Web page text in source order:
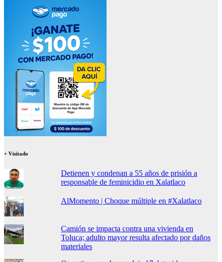
+ Visitado
Detienen y condenan a 55 años de prisión a
responsable de feminicidio en Xalatlaco
AlMomento | Choque múltiple en #Xalatlaco
Camión se impacta contra una vivienda en
Toluca; adulto mayor resulta afectado por daños
materiales